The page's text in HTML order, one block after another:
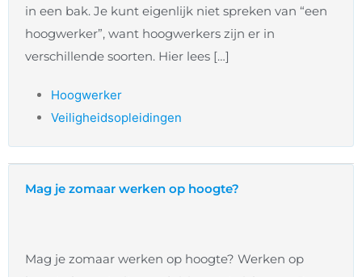
in een bak. Je kunt eigenlijk niet spreken van “een
hoogwerker”, want hoogwerkers zijn er in
verschillende soorten. Hier lees […]
Hoogwerker
Veiligheidsopleidingen
Mag je zomaar werken op hoogte?
Mag je zomaar werken op hoogte? Werken op